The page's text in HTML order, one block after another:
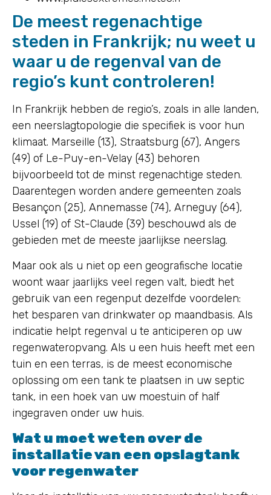
De meest regenachtige
steden in Frankrijk; nu weet u
waar u de regenval van de
regio’s kunt controleren!
In Frankrijk hebben de regio’s, zoals in alle landen,
een neerslagtopologie die specifiek is voor hun
klimaat. Marseille (13), Straatsburg (67), Angers
(49) of Le-Puy-en-Velay (43) behoren
bijvoorbeeld tot de minst regenachtige steden.
Daarentegen worden andere gemeenten zoals
Besançon (25), Annemasse (74), Arneguy (64),
Ussel (19) of St-Claude (39) beschouwd als de
gebieden met de meeste jaarlijkse neerslag.
Maar ook als u niet op een geografische locatie
woont waar jaarlijks veel regen valt, biedt het
gebruik van een regenput dezelfde voordelen:
het besparen van drinkwater op maandbasis. Als
indicatie helpt regenval u te anticiperen op uw
regenwateropvang. Als u een huis heeft met een
tuin en een terras, is de meest economische
oplossing om een tank te plaatsen in uw septic
tank, in een hoek van uw moestuin of half
ingegraven onder uw huis.
Wat u moet weten over de
installatie van een opslagtank
voor regenwater